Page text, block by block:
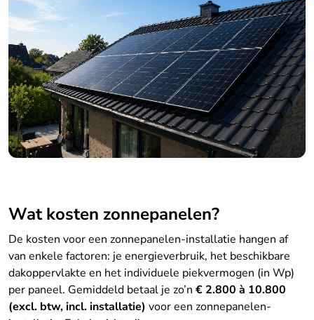
Wat kosten zonnepanelen?
De kosten voor een zonnepanelen-installatie hangen af
van enkele factoren: je energieverbruik, het beschikbare
dakoppervlakte en het individuele piekvermogen (in Wp)
per paneel. Gemiddeld betaal je zo’n € 2.800 à 10.800
(excl. btw, incl. installatie) voor een zonnepanelen-